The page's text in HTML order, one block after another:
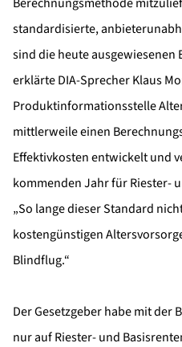
standardisierte,
sind die heute
erklärte DIA-Sprecher Klaus
Produktinformationsstelle
mittlerweile einen
Effektivkosten entwickelt und
kommenden Jahr für Riester-
„So lange dieser Standard
kostengünstigen
Blindflug.“
Der Gesetzgeber habe mit der
nur auf Riester- und